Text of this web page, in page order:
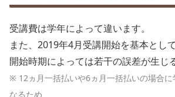
受講費は学年によって違います。
また、2019年4月受講開始を基本とし
開始時期によっては若干の誤差が生じ
※ 12ヵ月一括払いや6ヵ月一括払いの場合
なるため